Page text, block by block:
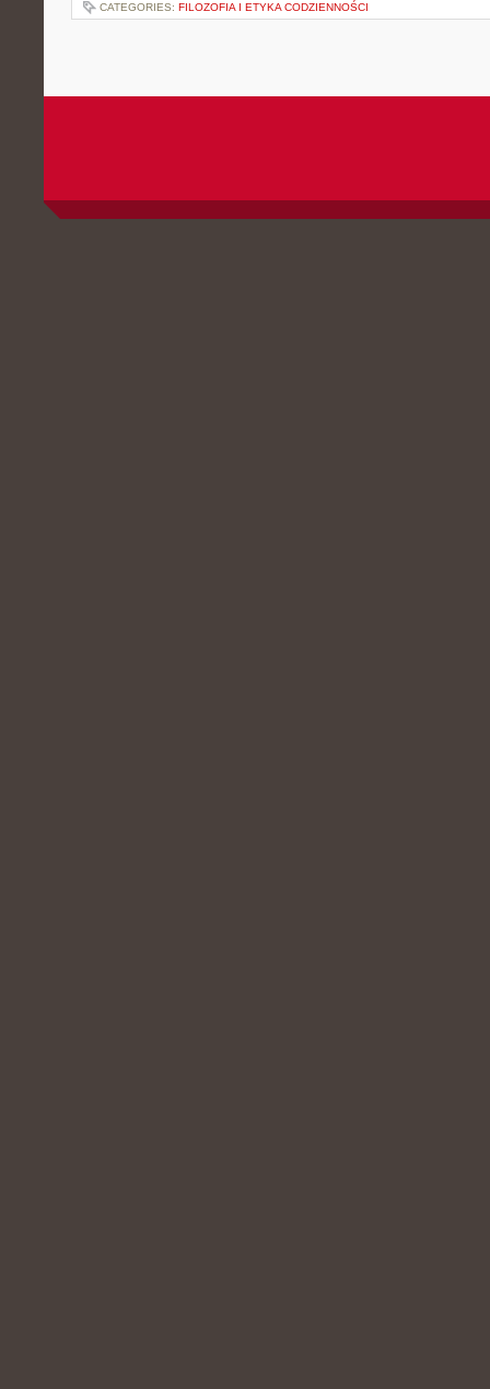
CATEGORIES: FILOZOFIA I ETYKA CODZIENNOŚCI